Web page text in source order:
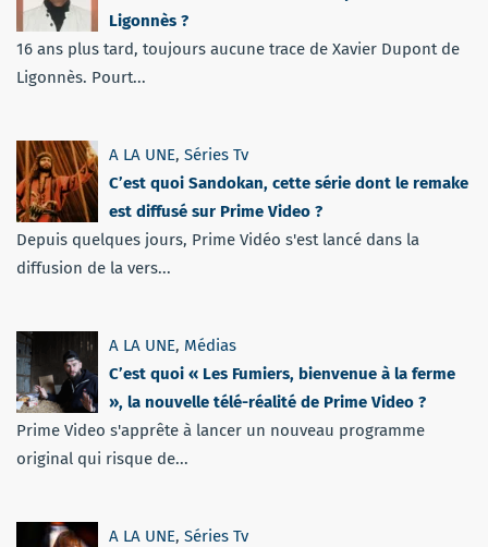
Ligonnès ?
16 ans plus tard, toujours aucune trace de Xavier Dupont de
Ligonnès. Pourt...
A LA UNE, Séries Tv
C’est quoi Sandokan, cette série dont le remake
est diffusé sur Prime Video ?
Depuis quelques jours, Prime Vidéo s'est lancé dans la
diffusion de la vers...
A LA UNE, Médias
C’est quoi « Les Fumiers, bienvenue à la ferme
», la nouvelle télé-réalité de Prime Video ?
Prime Video s'apprête à lancer un nouveau programme
original qui risque de...
A LA UNE, Séries Tv